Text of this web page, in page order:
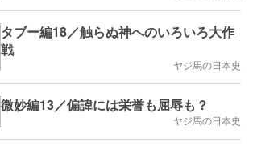
タブー編18／触らぬ神へのいろいろ大作
戦
ヤジ馬の日本史
微妙編13／偏諱には栄誉も屈辱も？
ヤジ馬の日本史